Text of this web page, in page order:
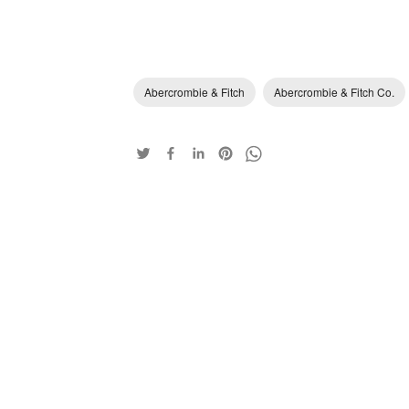
Abercrombie & Fitch Abercrombie & Fitch Co.